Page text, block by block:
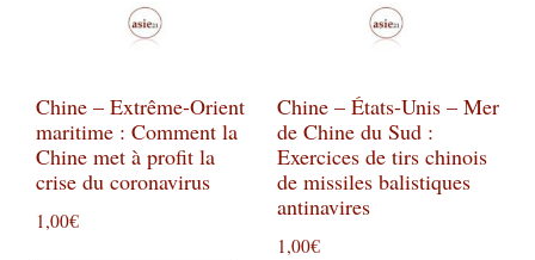
Chine – Extrême-Orient
maritime : Comment la
Chine met à profit la
crise du coronavirus
1,00€
Chine – États-Unis – Mer
de Chine du Sud :
Exercices de tirs chinois
de missiles balistiques
antinavires
1,00€